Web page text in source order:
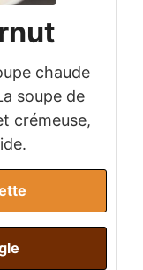
chaude
soupe de
crémeuse,